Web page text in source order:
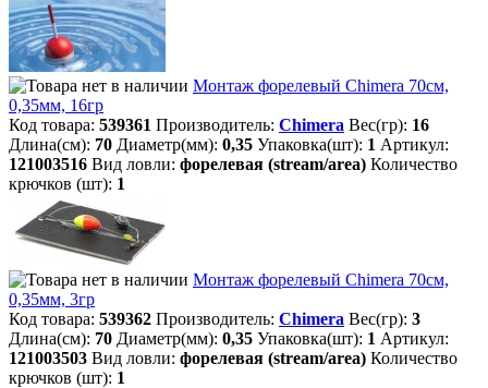
Монтаж форелевый Chimera 70см,
0,35мм, 16гр
Код товара: 539361 Производитель: Chimera Вес(гр): 16
Длина(см): 70 Диаметр(мм): 0,35 Упаковка(шт): 1 Артикул:
121003516 Вид ловли: форелевая (stream/area) Количество
крючков (шт): 1
Монтаж форелевый Chimera 70см,
0,35мм, 3гр
Код товара: 539362 Производитель: Chimera Вес(гр): 3
Длина(см): 70 Диаметр(мм): 0,35 Упаковка(шт): 1 Артикул:
121003503 Вид ловли: форелевая (stream/area) Количество
крючков (шт): 1